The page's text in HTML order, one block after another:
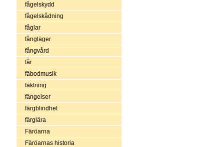
fågelskydd
fågelskådning
fåglar
fångläger
fångvård
får
fäbodmusik
fäktning
fängelser
färgblindhet
färglära
Färöarna
Färöarnas historia